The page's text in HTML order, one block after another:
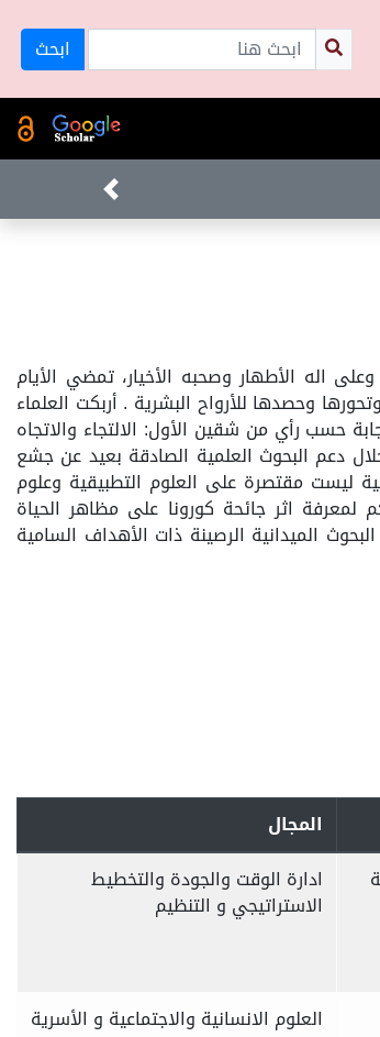
ابحث
اله الأطهار وصحبه الأخيار، تمضي الأيام
وحصدها للأرواح البشرية . أربكت العلماء
حسب رأي من شقين الأول: الالتجاء والاتجاه
خلال دعم البحوث العلمية الصادقة بعيد عن جشع
ليست مقتصرة على العلوم التطبيقية وعلوم
لمعرفة اثر جائحة كورونا على مظاهر الحياة
الميدانية الرصينة ذات الأهداف السامية
المجال
ادارة الوقت والجودة والتخطيط
الاستراتيجي و التنظيم
العلوم الانسانية والاجتماعية و الأسرية